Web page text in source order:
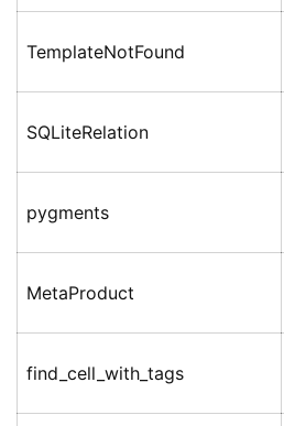
TemplateNotFound
SQLiteRelation
pygments
MetaProduct
find_cell_with_tags